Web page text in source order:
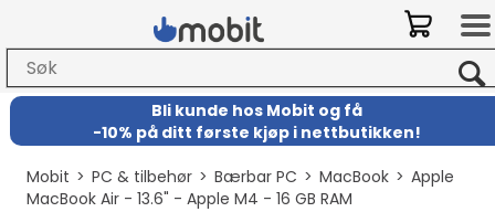
Bli kunde hos Mobit og få
-10% på ditt første kjøp i nettbutikken!
Mobit>PC & tilbehør>Bærbar PC>MacBook>Apple
MacBook Air - 13.6" - Apple M4 - 16 GB RAM